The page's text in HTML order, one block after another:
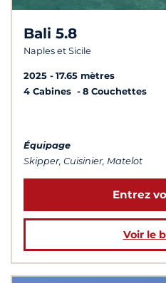
Bali 5.8
Naples et Sicile
2025
17.65 mètres
4 Cabines
8 Couchettes
Équipage
Skipper, Cuisinier, Matelot
Entrez
Voir le